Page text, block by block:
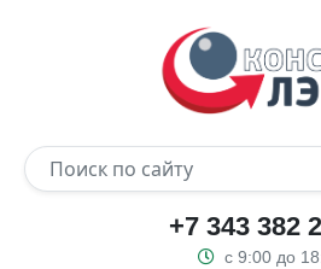
+7 343 382
с 9:00 до